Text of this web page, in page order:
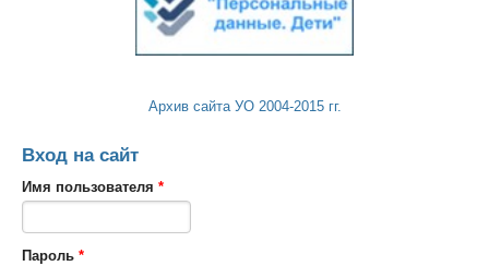
Архив сайта УО 2004-2015 гг.
Вход на сайт
Имя пользователя *
Пароль *